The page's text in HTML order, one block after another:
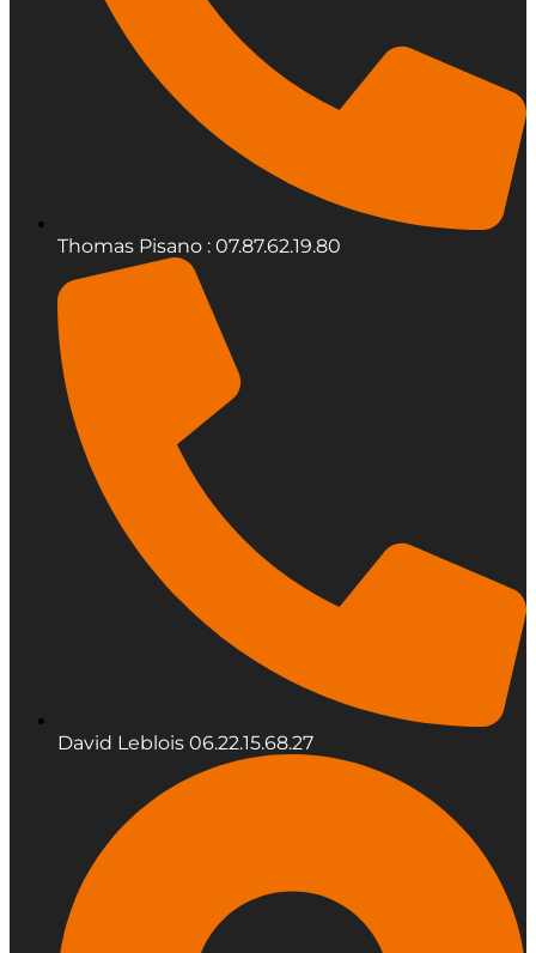
Thomas Pisano : 07.87.62.19.80
David Leblois 06.22.15.68.27